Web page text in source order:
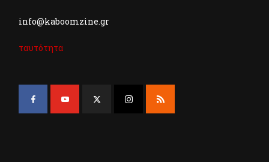
info@kaboomzine.gr
ταυτότητα